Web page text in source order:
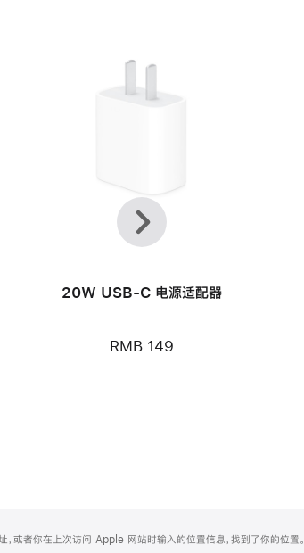
20W USB-C 电源适配器
RMB 149
上
一
个
下
一
个
或者你在上次访问 Apple 网站时输入的位置信息，找到了你的位置。